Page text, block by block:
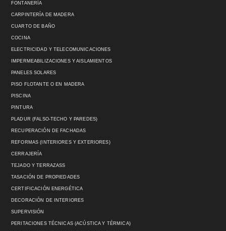
FONTANERÍA
CARPINTERÍA DE MADERA
CUARTO DE BAÑO
COCINA
ELECTRICIDAD Y TELECOMUNICACIONES
IMPERMEABILIZACIONES Y AISLAMIENTOS
PANELES SOLARES
PISO FLOTANTE O EN MADERA
PISCINA
PINTURA
PLADUR (FALSO-TECHO Y PAREDES)
RECUPERACIÓN DE FACHADAS
REFORMAS (INTERIORES Y EXTERIORES)
CERRAJERÍA
TEJADO Y TERRAZASS
TASACIÓN DE PROPIEDADES
CERTIFICACIÓN ENERGÉTICA
DECORACIÓN DE INTERIORES
SUPERVISIÓN
PERITACIONES TÉCNICAS (ACÚSTICA Y TÉRMICA)